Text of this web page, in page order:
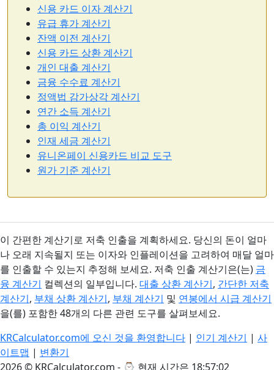
신용 카드 이자 계산기
유급 휴가 계산기
잔액 이전 계산기
신용 카드 상환 계산기
개인 대출 계산기
금융 수수료 계산기
정액법 감가상각 계산기
연간 소득 계산기
총 이익 계산기
인재 세금 계산기
유니온페이 신용카드 비교 도구
원가 기준 계산기
이 간편한 계산기로 저축 인출을 계획하세요. 당신의 돈이 얼마
나 오래 지속될지 또는 이자와 인플레이션을 고려하여 매달 얼마
를 인출할 수 있는지 추정해 보세요. 저축 인출 계산기은(는) 금
융 계산기 컬렉션의 일부입니다. 대출 상환 계산기, 간단한 저축
계산기, 부채 상환 계산기, 부채 계산기 및 연봉에서 시급 계산기
을(를) 포함한 48개의 다른 관련 도구를 살펴보세요.
KRCalculator.com에 오신 것을 환영합니다 | 인기 계산기 | 사
이트맵 | 변환기
2026 © KRCalculator.com - ⌚ 현재 시간은 18:57:02